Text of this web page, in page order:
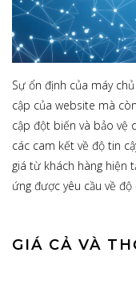
Sự ổn định của máy
cập của website mà
cập đột biến và bảo vệ
các cam kết về độ tin
giá từ khách hàng hiện
ứng được yêu cầu về độ
GIÁ CẢ VÀ